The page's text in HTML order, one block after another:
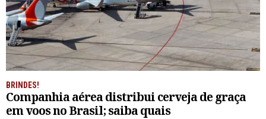
BRINDES!
Companhia aérea distribui cerveja de graça
em voos no Brasil; saiba quais